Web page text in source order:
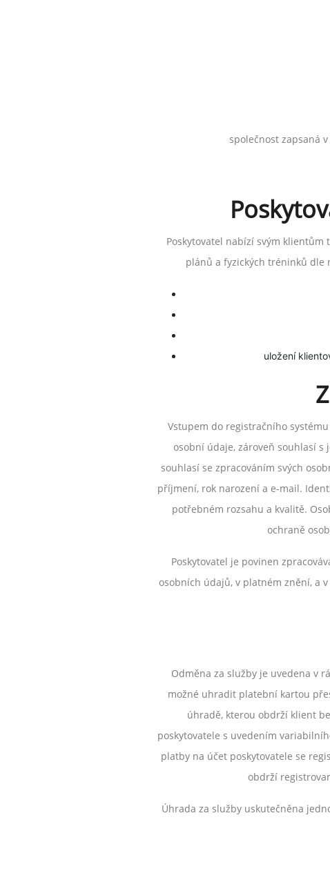
společnost zapsaná
Poskytovatel nabízí svým
plánů a fyzických tréninků dle
uložení
Vstupem do registračního
osobní údaje, zároveň souhlasí
souhlasí se zpracováním svých
příjmení, rok narození a e-mail.
potřebném rozsahu a kvalitě.
ochraně
Poskytovatel je povinen
osobních údajů, v platném znění, a
Odměna za služby je uvedena v
možné uhradit platební kartou
úhradě, kterou obdrží klient
poskytovatele s uvedením
platby na účet poskytovatele se
obdrží
Úhrada za služby uskutečněna